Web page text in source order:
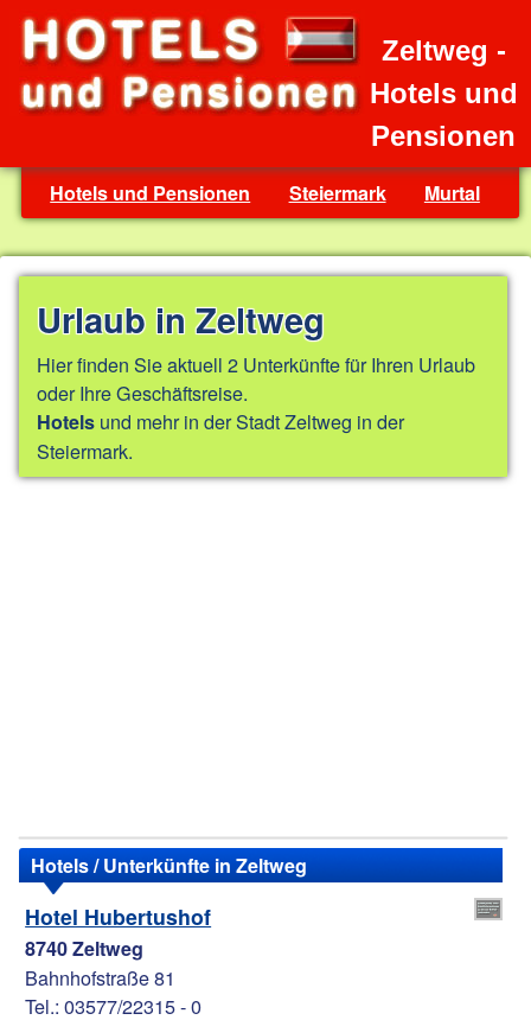
Zeltweg -
Hotels und
Pensionen
Hotels und Pensionen Steiermark Murtal
Urlaub in Zeltweg
Hier finden Sie aktuell 2 Unterkünfte für Ihren Urlaub
oder Ihre Geschäftsreise.
Hotels und mehr in der Stadt Zeltweg in der
Steiermark.
Hotels / Unterkünfte in Zeltweg
Hotel Hubertushof
8740 Zeltweg
Bahnhofstraße 81
Tel.: 03577/22315 - 0